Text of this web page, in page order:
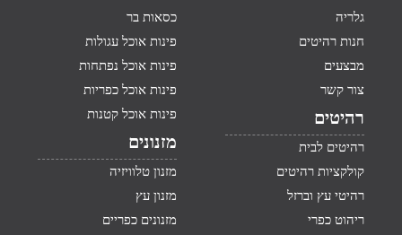
גלריה
חנות רהיטים
מבצעים
צור קשר
רהיטים
רהיטים לבית
קולקציות רהיטים
רהיטי עץ וברזל
ריהוט כפרי
כסאות בר
פינות אוכל עגולות
פינות אוכל נפתחות
פינות אוכל כפריות
פינות אוכל קטנות
מזנונים
מזנון טלוויזיה
מזנון עץ
מזנונים כפריים